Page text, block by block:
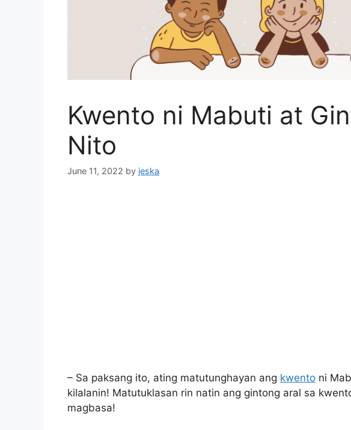
Kwento ni Mabuti at
Nito
June 11, 2022 by jeska
– Sa paksang ito, ating matutunghayan ang kwento ni
kilalanin! Matutuklasan rin natin ang gintong aral sa
magbasa!